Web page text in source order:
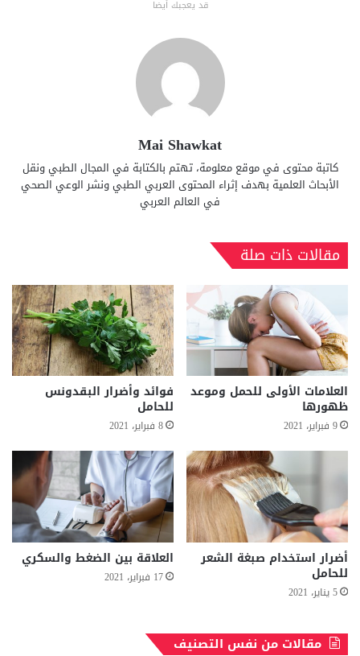
قد يعجبك أيضا
Mai Shawkat
كاتبة محتوى في موقع معلومة، تهتم بالكتابة في المجال الطبي ونقل
الأبحاث العلمية بهدف إثراء المحتوى العربي الطبي ونشر الوعي الصحي
في العالم العربي
مقالات ذات صلة
العلامات الأولى للحمل وموعد
ظهورها
9 فبراير، 2021
فوائد وأضرار البقدونس
للحامل
8 فبراير، 2021
أضرار استخدام صبغة الشعر
للحامل
5 يناير، 2021
العلاقة بين الضغط والسكري
17 فبراير، 2021
مقالات من نفس التصنيف